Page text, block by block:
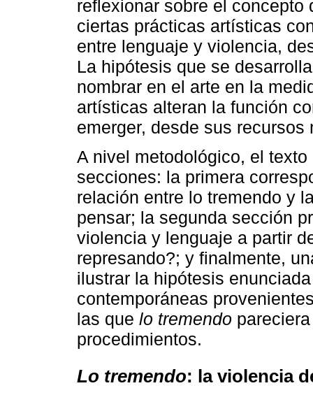
reflexionar sobre el concepto
ciertas prácticas artísticas
entre lenguaje y violencia,
La hipótesis que se
nombrar en el arte en la
artísticas alteran la función
emerger, desde sus
A nivel metodológico, el
secciones: la primera
relación entre lo tremendo y
pensar; la segunda sección
violencia y lenguaje a partir
represando?; y finalmente,
ilustrar la hipótesis
contemporáneas
las que lo tremendo
procedimientos.
Lo tremendo: la violencia